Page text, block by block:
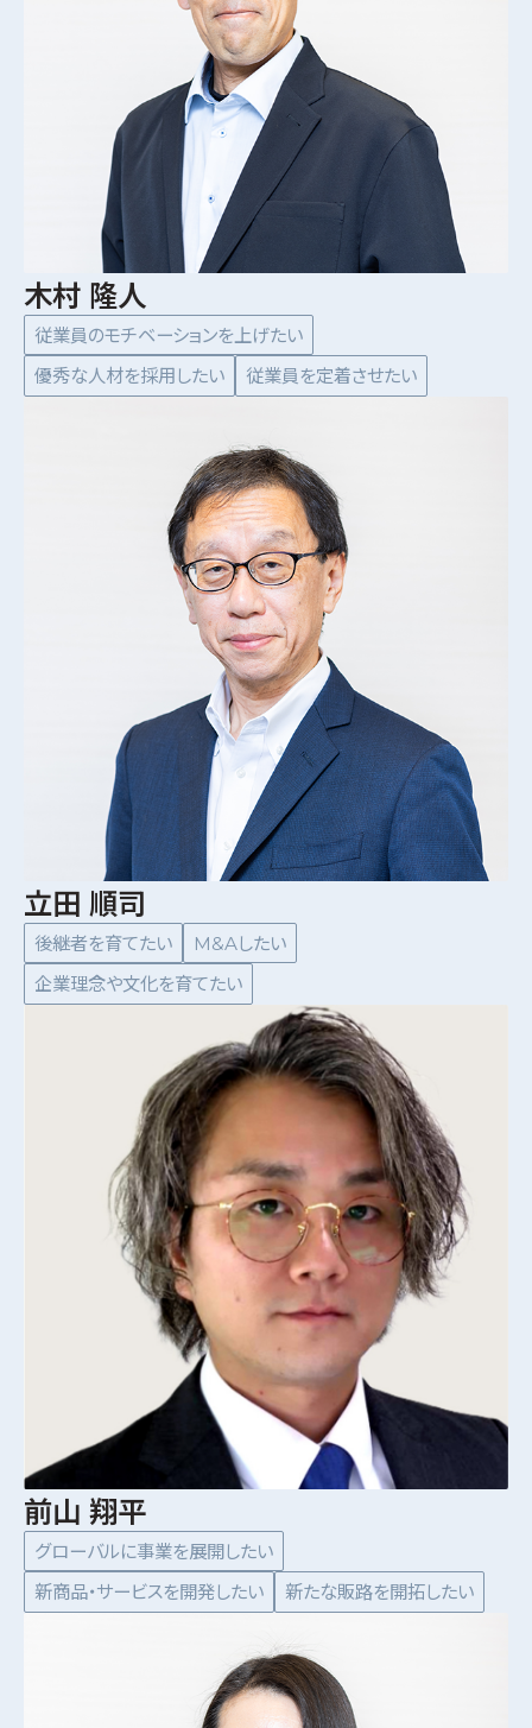
木村 隆人
従業員のモチベーションを上げたい
優秀な人材を採用したい
従業員を定着させたい
立田 順司
後継者を育てたい
M&Aしたい
企業理念や文化を育てたい
前山 翔平
グローバルに事業を展開したい
新商品・サービスを開発したい
新たな販路を開拓したい